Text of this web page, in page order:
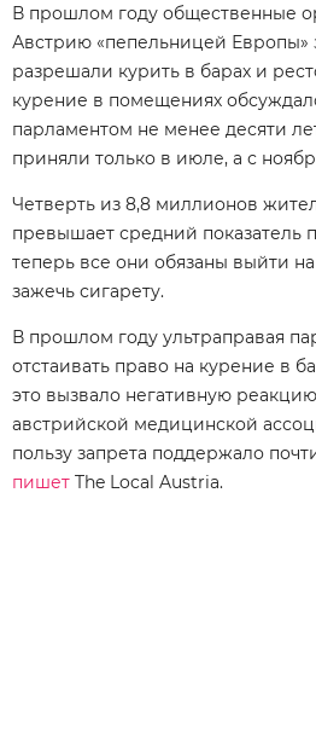
В прошлом году общественные
Австрию «пепельницей Европы»
разрешали курить в барах и
курение в помещениях
парламентом не менее десяти
приняли только в июле, а с
Четверть из 8,8 миллионов
превышает средний показатель
теперь все они обязаны выйти
зажечь сигарету.
В прошлом году ультраправая
отстаивать право на курение в
это вызвало негативную
австрийской медицинской
пользу запрета поддержало
пишет The Local Austria.